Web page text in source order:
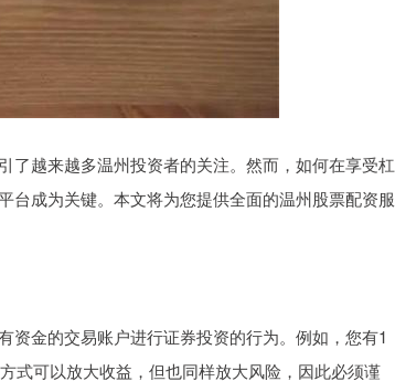
了越来越多温州投资者的关注。然而，如何在享受杠
台成为关键。本文将为您提供全面的温州股票配资服
资金的交易账户进行证券投资的行为。例如，您有1
式可以放大收益，但也同样放大风险，因此必须谨